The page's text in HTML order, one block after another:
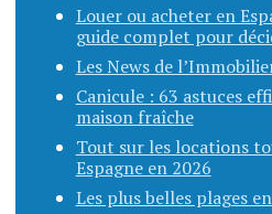
Louer ou acheter en
guide complet pour
Les News de
Canicule : 63 astuces
maison fraîche
Tout sur les locations
Espagne en 2026
Les plus belles plages